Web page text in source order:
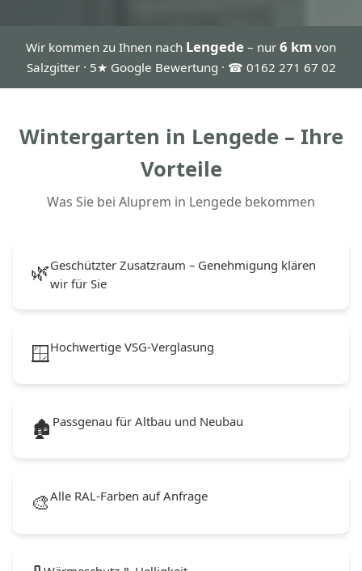
Wir kommen zu Ihnen nach Lengede – nur 6 km von
Salzgitter · 5★ Google Bewertung · ☎ 0162 271 67 02
Wintergarten in Lengede – Ihre
Vorteile
Was Sie bei Aluprem in Lengede bekommen
🌿Geschützter Zusatzraum – Genehmigung klären
wir für Sie
🪟Hochwertige VSG-Verglasung
🏚️ Passgenau für Altbau und Neubau
🎨Alle RAL-Farben auf Anfrage